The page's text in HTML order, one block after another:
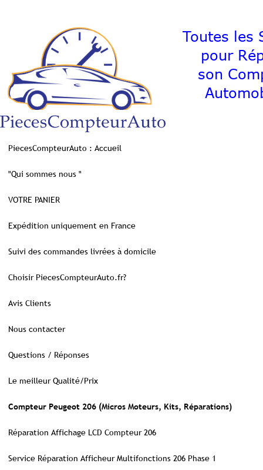
Toutes les
pour
son
PiecesCompteurAuto : Accueil
"Qui sommes nous "
VOTRE PANIER
Expédition uniquement en France
Suivi des commandes livrées à domicile
Choisir PiecesCompteurAuto.fr?
Avis Clients
Nous contacter
Questions / Réponses
Le meilleur Qualité/Prix
Compteur Peugeot 206 (Micros Moteurs, Kits, Réparations)
Réparation Affichage LCD Compteur 206
Service Réparation Afficheur Multifonctions 206 Phase 1